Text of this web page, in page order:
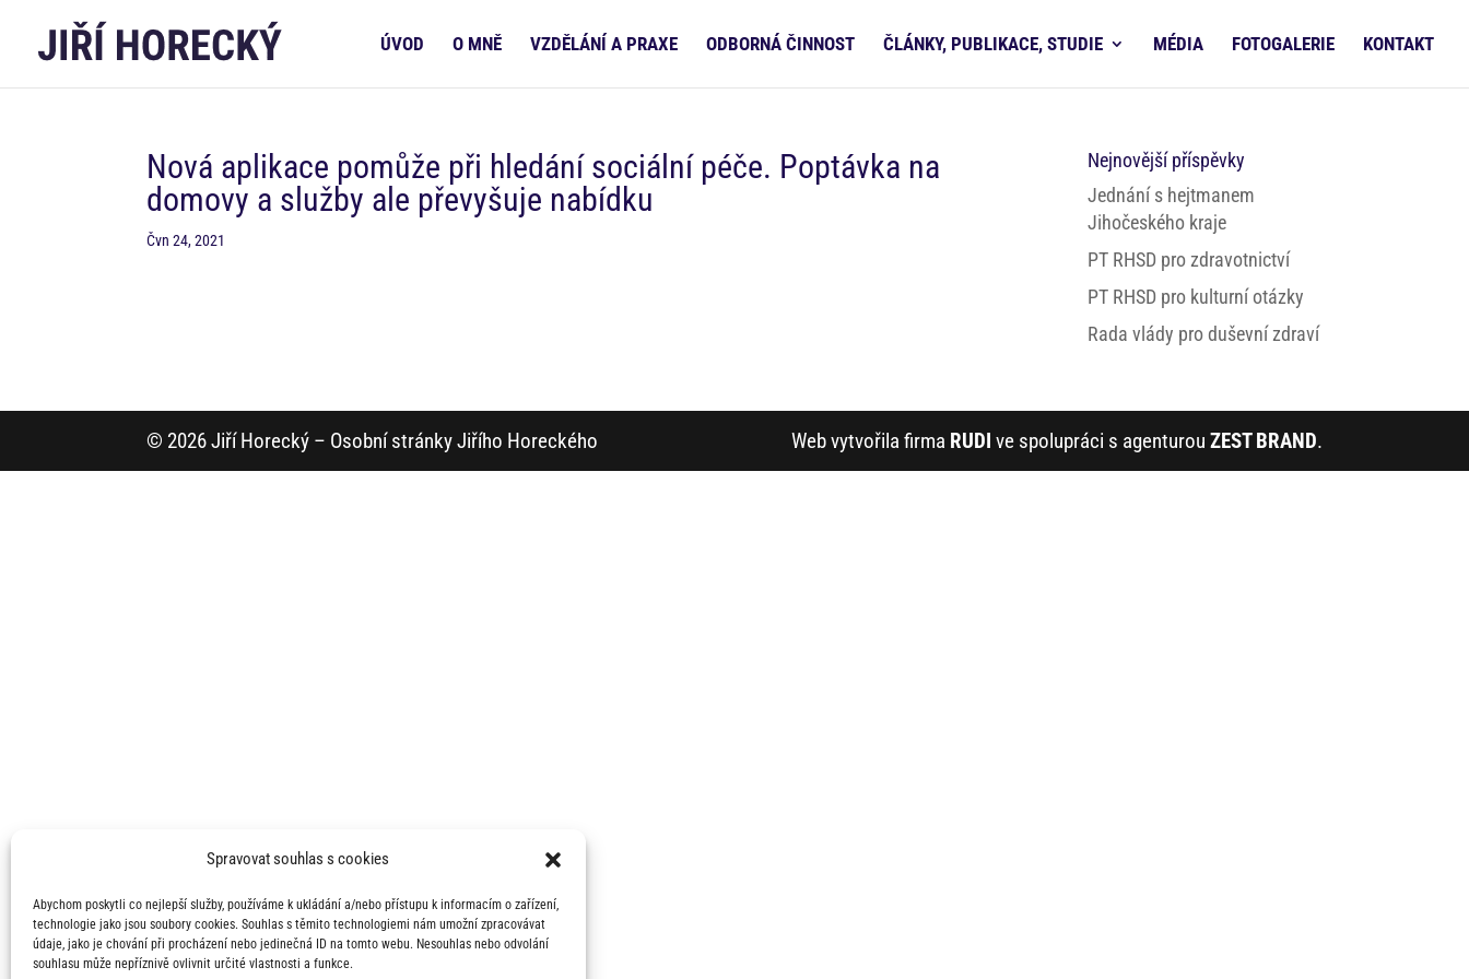
Spravovat souhlas s cookies
Abychom poskytli co nejlepší služby, používáme k ukládání a/nebo přístupu k informacím o zařízení,
technologie jako jsou soubory cookies. Souhlas s těmito technologiemi nám umožní zpracovávat
údaje, jako je chování při procházení nebo jedinečná ID na tomto webu. Nesouhlas nebo odvolání
souhlasu může nepříznivě ovlivnit určité vlastnosti a funkce.
ÚVOD O MNĚ VZDĚLÁNÍ A PRAXE ODBORNÁ ČINNOST ČLÁNKY, PUBLIKACE, STUDIE MÉDIA FOTOGALERIE KONTAKT
Nová aplikace pomůže při hledání sociální péče. Poptávka na
domovy a služby ale převyšuje nabídku
Čvn 24, 2021
Nejnovější příspěvky
Jednání s hejtmanem
Jihočeského kraje
PT RHSD pro zdravotnictví
PT RHSD pro kulturní otázky
Rada vlády pro duševní zdraví
© 2026 Jiří Horecký – Osobní stránky Jiřího Horeckého Web vytvořila firma RUDI ve spolupráci s agenturou ZEST BRAND.